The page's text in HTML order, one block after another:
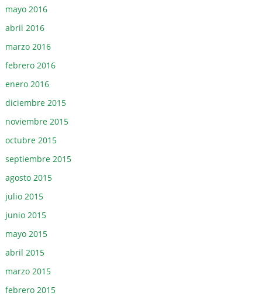
mayo 2016
abril 2016
marzo 2016
febrero 2016
enero 2016
diciembre 2015
noviembre 2015
octubre 2015
septiembre 2015
agosto 2015
julio 2015
junio 2015
mayo 2015
abril 2015
marzo 2015
febrero 2015